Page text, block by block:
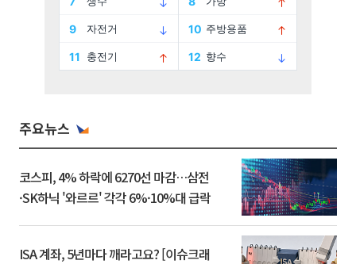
주요뉴스
코스피, 4% 하락에 6270선 마감…삼전
·SK하닉 '와르르' 각각 6%·10%대 급락
ISA 계좌, 5년마다 깨라고요? [이슈크래